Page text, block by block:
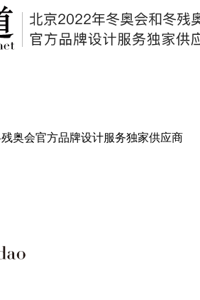
奥会官方品牌设计服务独家供应商